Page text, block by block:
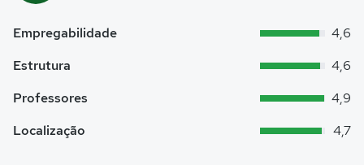
Empregabilidade
4,6
Estrutura
4,6
Professores
4,9
Localização
4,7